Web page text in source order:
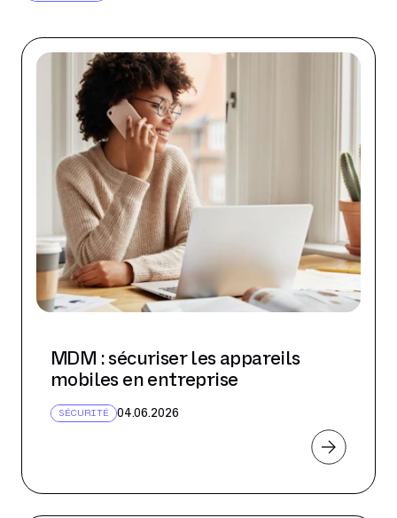
MDM : sécuriser les appareils
mobiles en entreprise
SÉCURITÉ 04.06.2026